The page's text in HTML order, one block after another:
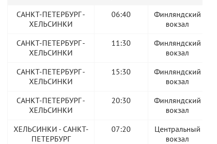
САНКТ-ПЕТЕРБУРГ -
ХЕЛЬСИНКИ
06:40
Финляндский
вокзал
САНКТ-ПЕТЕРБУРГ -
ХЕЛЬСИНКИ
11:30
Финляндский
вокзал
САНКТ-ПЕТЕРБУРГ -
ХЕЛЬСИНКИ
15:30
Финляндский
вокзал
САНКТ-ПЕТЕРБУРГ -
ХЕЛЬСИНКИ
20:30
Финляндский
вокзал
ХЕЛЬСИНКИ - САНКТ-
ПЕТЕРБУРГ
07:20
Центральный
вокзал